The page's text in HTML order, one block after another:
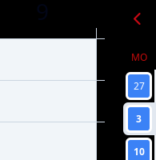
MO
27
3
10